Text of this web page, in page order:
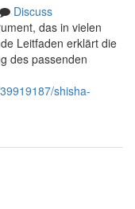
Discuss
das in vielen
Leitfaden erklärt die
des passenden
shisha-